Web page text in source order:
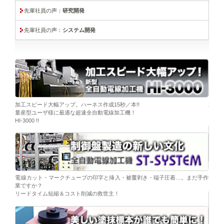
先輩社員の声： 研究開発
先輩社員の声： システム開発
ブ挿
載。
加工スピード大幅アップ。ハーネス作成15秒／本!!
量産型ユーザ様に最適な超速全自動電線加工機！
HI-3000 !!
電線カット・マークチューブの印字と挿入・被覆剥き・端子圧着…。まだ手作
業ですか？
リードタイム短縮＆コスト削減の救世主！
染色